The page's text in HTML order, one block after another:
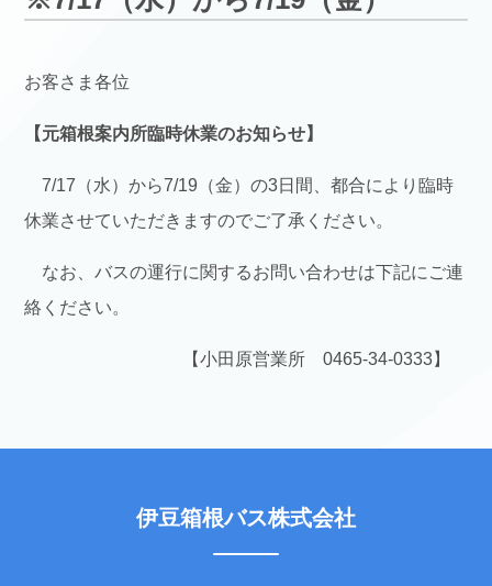
お客さま各位
【元箱根案内所臨時休業のお知らせ】
7/17（水）から7/19（金）の3日間、都合により臨時
休業させていただきますのでご了承ください。
なお、バスの運行に関するお問い合わせは下記にご連
絡ください。
【小田原営業所 0465-34-0333】
伊豆箱根バス株式会社